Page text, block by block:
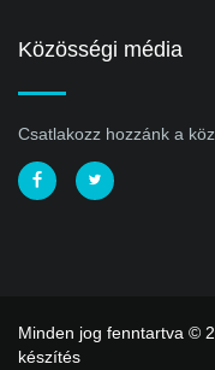
Közösségi média
Csatlakozz hozzánk a
Minden jog fenntartva ©
készítés